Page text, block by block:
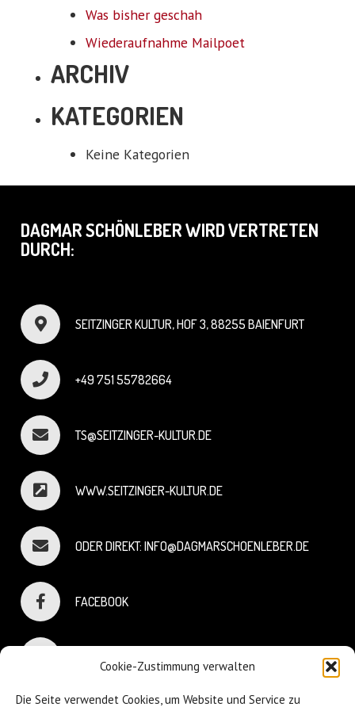
Cookie-Zustimmung verwalten
Die Seite verwendet Cookies, um Website und Service zu
Was bisher geschah
Wiederaufnahme Mailpoet
ARCHIV
KATEGORIEN
Keine Kategorien
DAGMAR SCHÖNLEBER WIRD VERTRETEN
DURCH:
SEITZINGER KULTUR, HOF 3, 88255 BAIENFURT
+49 751 55782664
TS@SEITZINGER-KULTUR.DE
WWW.SEITZINGER-KULTUR.DE
ODER DIREKT: INFO@DAGMARSCHOENLEBER.DE
FACEBOOK